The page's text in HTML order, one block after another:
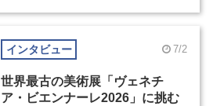
インタビュー 7/2
世界最古の美術展「ヴェネチ
ア・ビエンナーレ2026」に挑む